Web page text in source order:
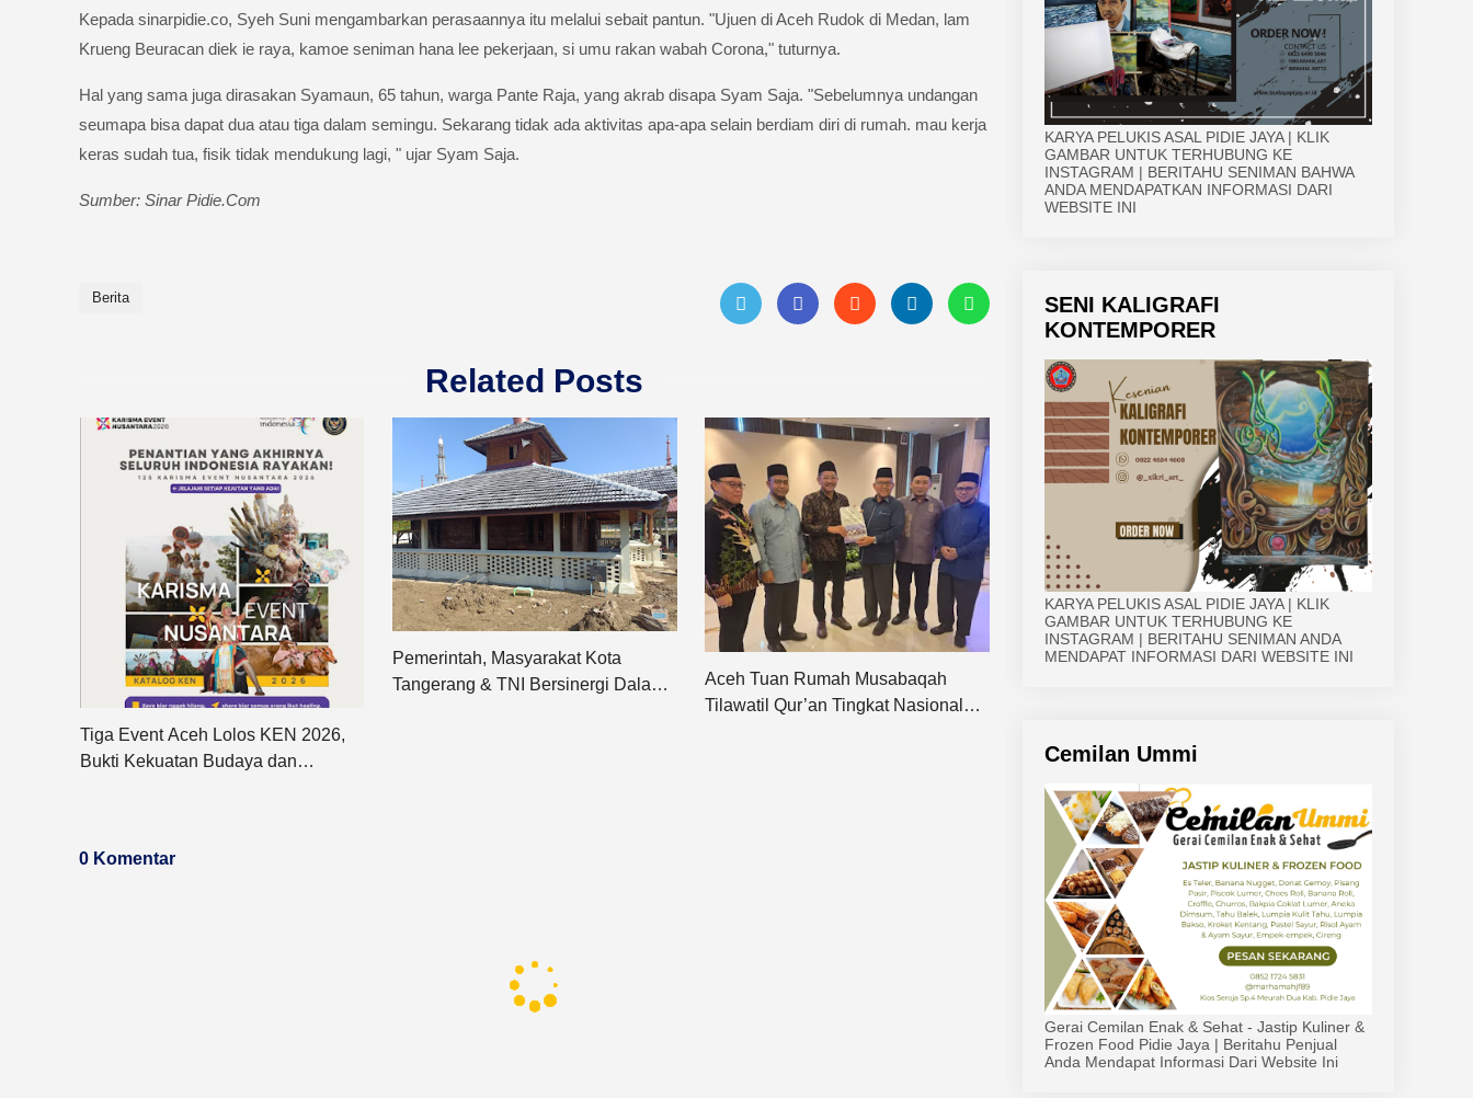
Kepada sinarpidie.co, Syeh Suni mengambarkan perasaannya itu melalui sebait pantun. "Ujuen di Aceh Rudok di Medan, lam
Krueng Beuracan diek ie raya, kamoe seniman hana lee pekerjaan, si umu rakan wabah Corona," tuturnya.
Hal yang sama juga dirasakan Syamaun, 65 tahun, warga Pante Raja, yang akrab disapa Syam Saja. "Sebelumnya undangan
seumapa bisa dapat dua atau tiga dalam semingu. Sekarang tidak ada aktivitas apa-apa selain berdiam diri di rumah. mau kerja
keras sudah tua, fisik tidak mendukung lagi, " ujar Syam Saja.
Sumber: Sinar Pidie.Com
Berita
Related Posts
Tiga Event Aceh Lolos KEN 2026,
Bukti Kekuatan Budaya dan
Pemerintah, Masyarakat Kota
Tangerang & TNI Bersinergi Dalam
Aceh Tuan Rumah Musabaqah
Tilawatil Qur’an Tingkat Nasional
0 Komentar
KARYA PELUKIS ASAL PIDIE JAYA | KLIK
GAMBAR UNTUK TERHUBUNG KE
INSTAGRAM | BERITAHU SENIMAN BAHWA
ANDA MENDAPATKAN INFORMASI DARI
WEBSITE INI
SENI KALIGRAFI
KONTEMPORER
KARYA PELUKIS ASAL PIDIE JAYA | KLIK
GAMBAR UNTUK TERHUBUNG KE
INSTAGRAM | BERITAHU SENIMAN ANDA
MENDAPAT INFORMASI DARI WEBSITE INI
Cemilan Ummi
Gerai Cemilan Enak & Sehat - Jastip Kuliner &
Frozen Food Pidie Jaya | Beritahu Penjual
Anda Mendapat Informasi Dari Website Ini